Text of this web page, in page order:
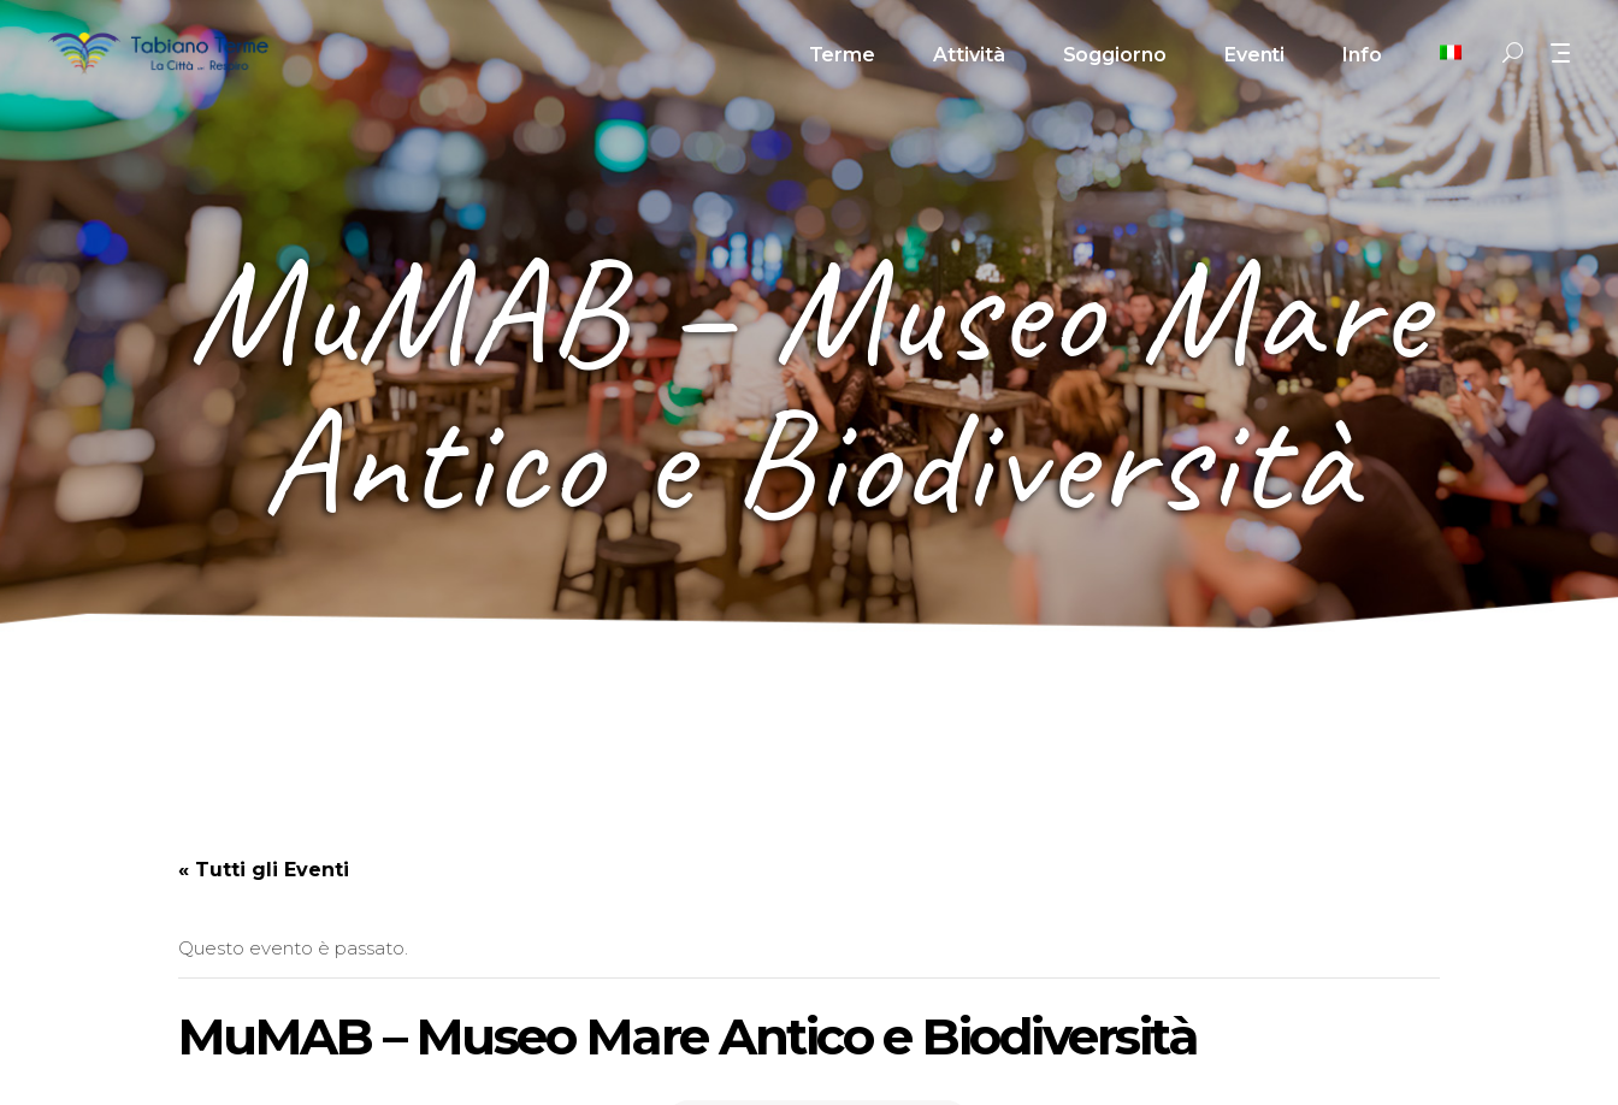
Terme Attività Soggiorno Eventi Info
MuMAB – Museo Mare
Antico e Biodiversità
« Tutti gli Eventi
Questo evento è passato.
MuMAB – Museo Mare Antico e Biodiversità